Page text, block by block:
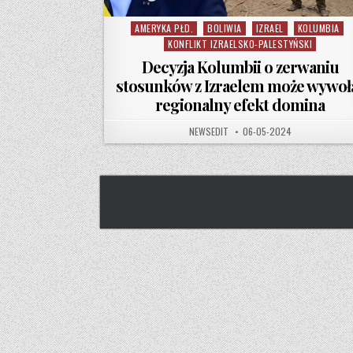
Posted in
AMERYKA PŁD. BOLIWIA IZRAEL
KOLUMBIA
KONFLIKT IZRAELSKO-PALESTYŃSKI
Decyzja Kolumbii o zerwaniu
stosunków z Izraelem może
regionalny efekt domina
AUTHOR:
NEWSEDIT PUBLISHED DATE:
06-05-2024